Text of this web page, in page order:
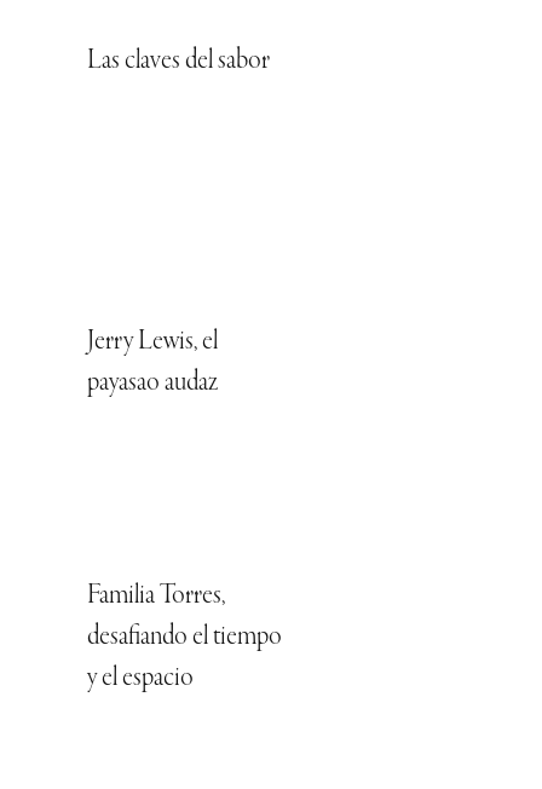
Las claves del sabor
Jerry Lewis, el
payasao audaz
Familia Torres,
desafiando el tiempo
y el espacio